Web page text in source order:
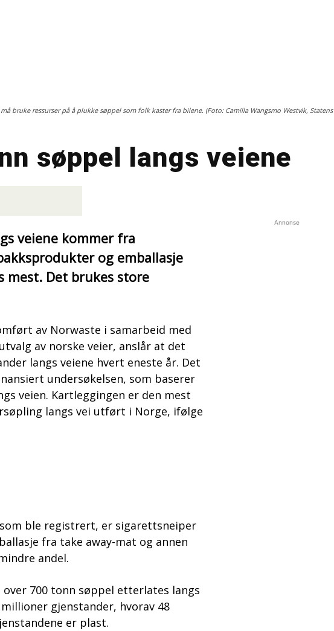
bruke ressurser på å plukke søppel som folk kaster fra bilene. (Foto: Camilla Wangsmo Westvik, Statens
søppel langs veiene
veiene kommer fra
og emballasje
mest. Det brukes store
av Norwaste i samarbeid med
av norske veier, anslår at det
langs veiene hvert eneste år. Det
undersøkelsen, som baserer
veien. Kartleggingen er den mest
langs vei utført i Norge, ifølge
ble registrert, er sigarettsneiper
fra take away-mat og annen
andel.
700 tonn søppel etterlates langs
gjenstander, hvorav 48
er plast.
Annonse